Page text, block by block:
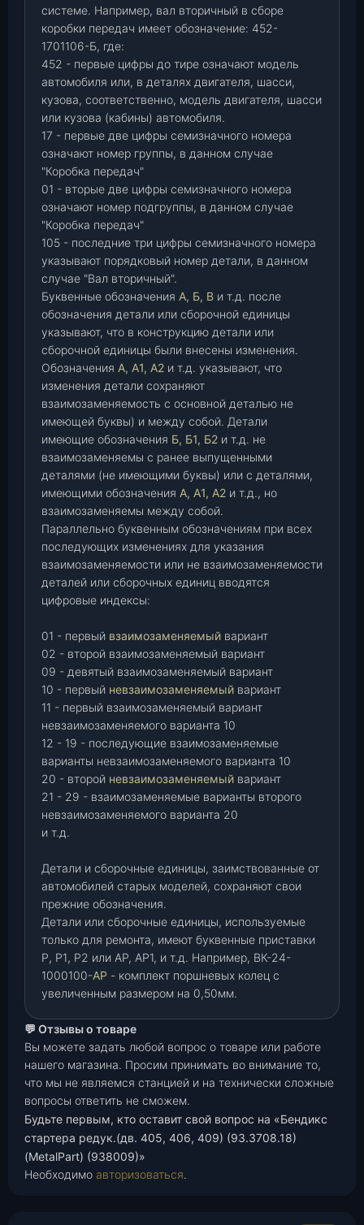
системе. Например, вал вторичный в сборе
коробки передач имеет обозначение: 452-
1701106-Б, где:
452 - первые цифры до тире означают модель
автомобиля или, в деталях двигателя, шасси,
кузова, соответственно, модель двигателя, шасси
или кузова (кабины) автомобиля.
17 - первые две цифры семизначного номера
означают номер группы, в данном случае
"Коробка передач"
01 - вторые две цифры семизначного номера
означают номер подгруппы, в данном случае
"Коробка передач"
105 - последние три цифры семизначного номера
указывают порядковый номер детали, в данном
случае "Вал вторичный".
Буквенные обозначения А, Б, В и т.д. после
обозначения детали или сборочной единицы
указывают, что в конструкцию детали или
сборочной единицы были внесены изменения.
Обозначения А, А1, А2 и т.д. указывают, что
изменения детали сохраняют
взаимозаменяемость с основной деталью не
имеющей буквы) и между собой. Детали
имеющие обозначения Б, Б1, Б2 и т.д. не
взаимозаменяемы с ранее выпущенными
деталями (не имеющими буквы) или с деталями,
имеющими обозначения А, А1, А2 и т.д., но
взаимозаменяемы между собой.
Параллельно буквенным обозначениям при всех
последующих изменениях для указания
взаимозаменяемости или не взаимозаменяемости
деталей или сборочных единиц вводятся
цифровые индексы:
01 - первый взаимозаменяемый вариант
02 - второй взаимозаменяемый вариант
09 - девятый взаимозаменяемый вариант
10 - первый невзаимозаменяемый вариант
11 - первый взаимозаменяемый вариант
невзаимозаменяемого варианта 10
12 - 19 - последующие взаимозаменяемые
варианты невзаимозаменяемого варианта 10
20 - второй невзаимозаменяемый вариант
21 - 29 - взаимозаменяемые варианты второго
невзаимозаменяемого варианта 20
и т.д.
Детали и сборочные единицы, заимствованные от
автомобилей старых моделей, сохраняют свои
прежние обозначения.
Детали или сборочные единицы, используемые
только для ремонта, имеют буквенные приставки
Р, Р1, Р2 или АР, АР1, и т.д. Например, ВК-24-
1000100-АР - комплект поршневых колец с
увеличенным размером на 0,50мм.
💬 Отзывы о товаре
Вы можете задать любой вопрос о товаре или работе
нашего магазина. Просим принимать во внимание то,
что мы не являемся станцией и на технически сложные
вопросы ответить не сможем.
Будьте первым, кто оставит свой вопрос на «Бендикс
стартера редук.(дв. 405, 406, 409) (93.3708.18)
(MetalPart) (938009)»
Необходимо авторизоваться.